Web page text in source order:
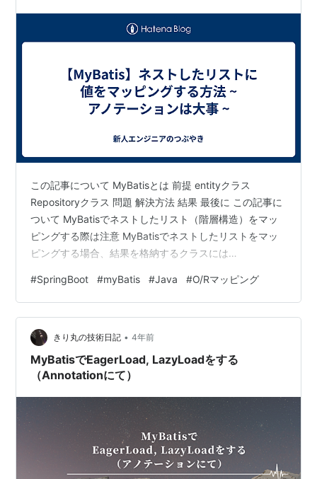
この記事について MyBatisとは 前提 entityクラス
Repositoryクラス 問題 解決方法 結果 最後に この記事に
ついて MyBatisでネストしたリスト（階層構造）をマッ
ピングする際は注意 MyBatisでネストしたリストをマッ
ピングする場合、結果を格納するクラスには
でとても時間を要したので、備忘録を込めてまとめま
す。 MyBatisとは XML、またはアノテーションを使用し
てSQL文とオブジェクトをマッピングするフレームワー
クのこと(O/R マッパー)です JavaのO/Rマッパーについ
ては、Java O…
#SpringBoot #myBatis #Java #O/Rマッピング
きり丸の技術日記 • 4年前
MyBatisでEagerLoad, LazyLoadをする
（Annotationにて）